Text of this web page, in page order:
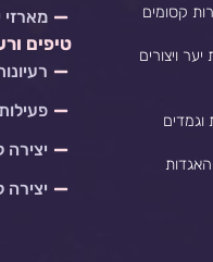
קסומים
ויצורים
וגמדים
מארזי
טיפים
יצירה
יצירה